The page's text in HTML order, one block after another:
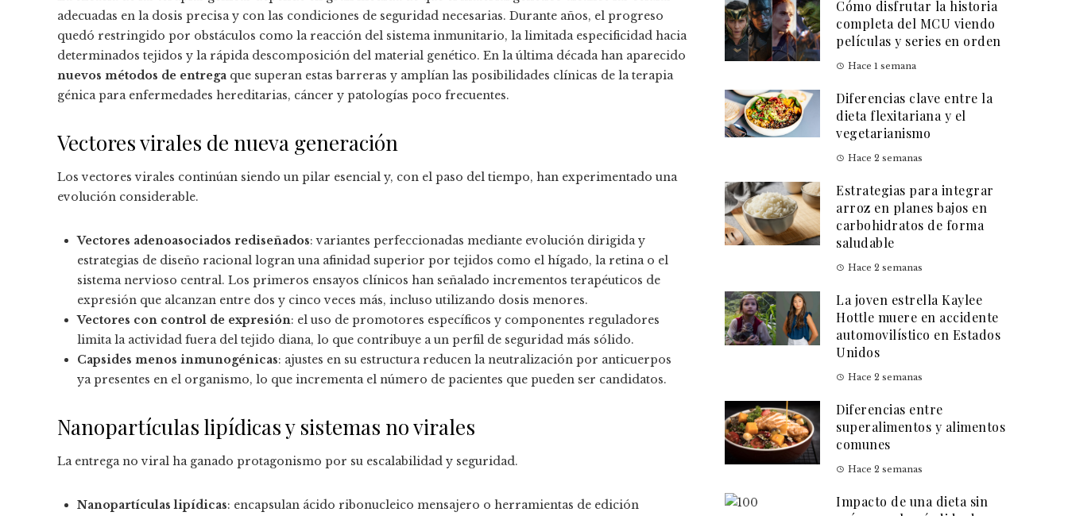
adecuadas en la dosis precisa y con las condiciones de seguridad necesarias. Durante años, el progreso
quedó restringido por obstáculos como la reacción del sistema inmunitario, la limitada especificidad hacia
determinados tejidos y la rápida descomposición del material genético. En la última década han aparecido
nuevos métodos de entrega que superan estas barreras y amplían las posibilidades clínicas de la terapia
génica para enfermedades hereditarias, cáncer y patologías poco frecuentes.
Vectores virales de nueva generación
Los vectores virales continúan siendo un pilar esencial y, con el paso del tiempo, han experimentado una
evolución considerable.
Vectores adenoasociados rediseñados: variantes perfeccionadas mediante evolución dirigida y
estrategias de diseño racional logran una afinidad superior por tejidos como el hígado, la retina o el
sistema nervioso central. Los primeros ensayos clínicos han señalado incrementos terapéuticos de
expresión que alcanzan entre dos y cinco veces más, incluso utilizando dosis menores.
Vectores con control de expresión: el uso de promotores específicos y componentes reguladores
limita la actividad fuera del tejido diana, lo que contribuye a un perfil de seguridad más sólido.
Capsides menos inmunogénicas: ajustes en su estructura reducen la neutralización por anticuerpos
ya presentes en el organismo, lo que incrementa el número de pacientes que pueden ser candidatos.
Nanopartículas lipídicas y sistemas no virales
La entrega no viral ha ganado protagonismo por su escalabilidad y seguridad.
Nanopartículas lipídicas: encapsulan ácido ribonucleico mensajero o herramientas de edición
Cómo disfrutar la historia
completa del MCU viendo
películas y series en orden
Hace 1 semana
Diferencias clave entre la
dieta flexitariana y el
vegetarianismo
Hace 2 semanas
Estrategias para integrar
arroz en planes bajos en
carbohidratos de forma
saludable
Hace 2 semanas
La joven estrella Kaylee
Hottle muere en accidente
automovilístico en Estados
Unidos
Hace 2 semanas
Diferencias entre
superalimentos y alimentos
comunes
Hace 2 semanas
Impacto de una dieta sin